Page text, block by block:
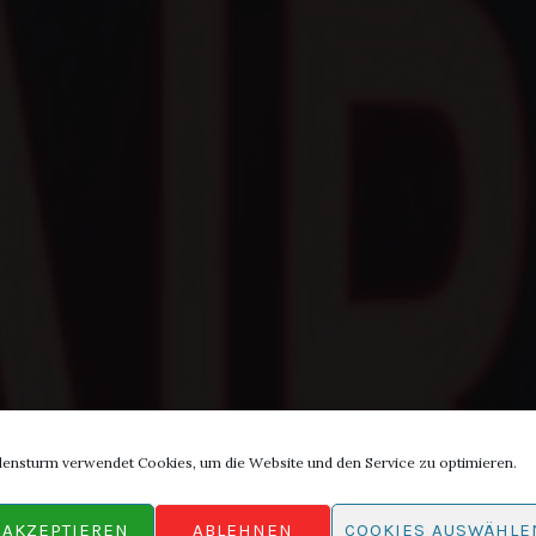
verwendet Cookies, um die Website und den Service zu optimieren.
AKZEPTIEREN ABLEHNEN COOKIES